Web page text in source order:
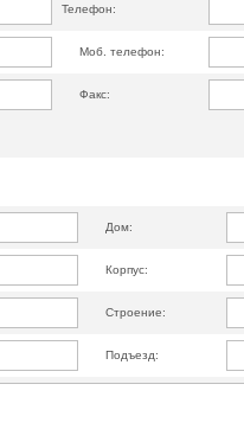
Телефон:
Моб. телефон:
Факс:
Дом:
Корпус:
Строение:
Подъезд: